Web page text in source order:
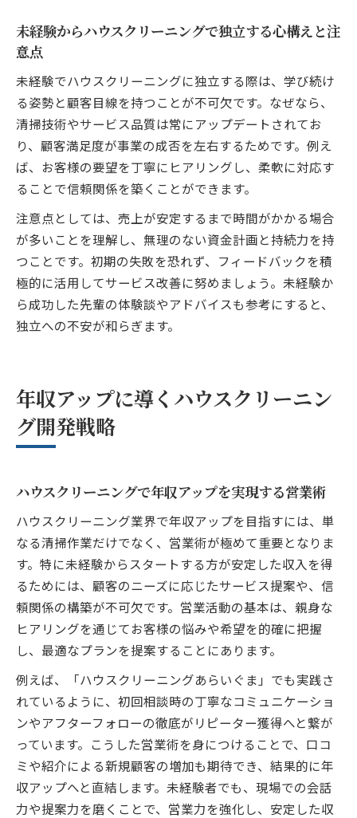
未経験からハウスクリーニングで独立する心構えと注
意点
未経験でハウスクリーニングに独立する際は、学び続け
る姿勢と顧客目線を持つことが不可欠です。なぜなら、
清掃技術やサービス品質は常にアップデートされてお
り、顧客満足度が事業の成否を左右するためです。例え
ば、お客様の要望を丁寧にヒアリングし、柔軟に対応す
ることで信頼関係を築くことができます。
注意点としては、売上が安定するまで時間がかかる場合
が多いことを理解し、無理のない資金計画と持続力を持
つことです。初期の失敗を恐れず、フィードバックを積
極的に活用してサービス改善に努めましょう。未経験か
ら成功した先輩の体験談やアドバイスも参考にすると、
独立への不安が和らぎます。
年収アップに導くハウスクリーニン
グ開発戦略
ハウスクリーニングで年収アップを実現する営業術
ハウスクリーニング業界で年収アップを目指すには、単
なる清掃作業だけでなく、営業術が極めて重要となりま
す。特に未経験からスタートする方が安定した収入を得
るためには、顧客のニーズに応じたサービス提案や、信
頼関係の構築が不可欠です。営業活動の基本は、親身な
ヒアリングを通じてお客様の悩みや希望を的確に把握
し、最適なプランを提案することにあります。
例えば、「ハウスクリーニングあらいぐま」でも実践さ
れているように、初回相談時の丁寧なコミュニケーショ
ンやアフターフォローの徹底がリピーター獲得へと繋が
っています。こうした営業術を身につけることで、口コ
ミや紹介による新規顧客の増加も期待でき、結果的に年
収アップへと直結します。未経験者でも、現場での会話
力や提案力を磨くことで、営業力を強化し、安定した収